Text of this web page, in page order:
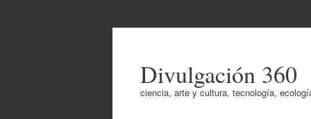
Divulgación 360
ciencia, arte y cultura, tecnología,